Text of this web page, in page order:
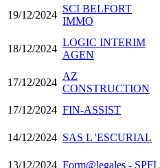
19/12/2024
SCI BELFORT
IMMO
18/12/2024
LOGIC INTERIM
AGEN
17/12/2024
AZ
CONSTRUCTION
17/12/2024 FIN-ASSIST
14/12/2024 SAS L 'ESCURIAL
13/12/2024 Form@legales - SPFL